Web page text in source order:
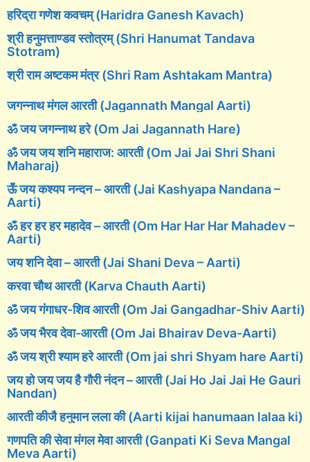
हरिद्रा गणेश कवचम् (Haridra Ganesh Kavach)
श्री हनुमत्ताण्डव स्तोत्रम् (Shri Hanumat Tandava
Stotram)
श्री राम अष्टकम मंत्र (Shri Ram Ashtakam Mantra)
जगन्नाथ मंगल आरती (Jagannath Mangal Aarti)
ॐ जय जगन्नाथ हरे (Om Jai Jagannath Hare)
ॐ जय जय शनि महाराज: आरती (Om Jai Jai Shri Shani
Maharaj)
ऊँ जय कश्यप नन्दन – आरती (Jai Kashyapa Nandana –
Aarti)
ॐ हर हर हर महादेव – आरती (Om Har Har Har Mahadev –
Aarti)
जय शनि देवा – आरती (Jai Shani Deva – Aarti)
करवा चौथ आरती (Karva Chauth Aarti)
ॐ जय गंगाधर-शिव आरती (Om Jai Gangadhar-Shiv Aarti)
ॐ जय भैरव देवा-आरती (Om Jai Bhairav Deva-Aarti)
ॐ जय श्री श्याम हरे आरती (Om jai shri Shyam hare Aarti)
जय हो जय जय है गौरी नंदन – आरती (Jai Ho Jai Jai He Gauri
Nandan)
आरती कीजै हनुमान लला की (Aarti kijai hanumaan lalaa ki)
गणपति की सेवा मंगल मेवा आरती (Ganpati Ki Seva Mangal
Meva Aarti)